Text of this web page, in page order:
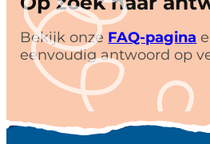
Bekijk onze FAQ-pagina
eenvoudig antwoord op